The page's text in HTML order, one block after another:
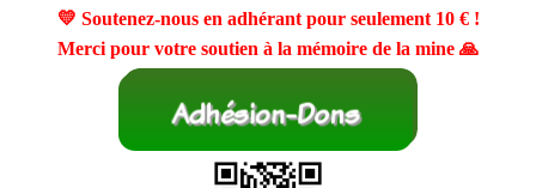
💛 Soutenez-nous en adhérant pour seulement 10 €!
Merci pour votre soutien à la mémoire de la mine 🙏